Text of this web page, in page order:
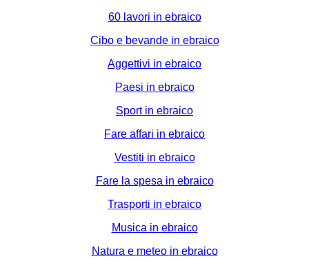
60 lavori in ebraico
Cibo e bevande in ebraico
Aggettivi in ebraico
Paesi in ebraico
Sport in ebraico
Fare affari in ebraico
Vestiti in ebraico
Fare la spesa in ebraico
Trasporti in ebraico
Musica in ebraico
Natura e meteo in ebraico